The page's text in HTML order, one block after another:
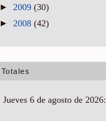
► 2009 (30)
► 2008 (42)
Totales
Jueves 6 de agosto de 2026: